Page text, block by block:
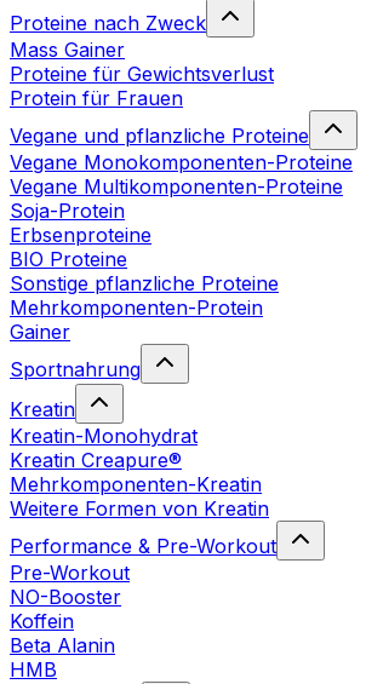
Proteine nach Zweck
Mass Gainer
Proteine für Gewichtsverlust
Protein für Frauen
Vegane und pflanzliche Proteine
Vegane Monokomponenten-Proteine
Vegane Multikomponenten-Proteine
Soja-Protein
Erbsenproteine
BIO Proteine
Sonstige pflanzliche Proteine
Mehrkomponenten-Protein
Gainer
Sportnahrung
Kreatin
Kreatin-Monohydrat
Kreatin Creapure®
Mehrkomponenten-Kreatin
Weitere Formen von Kreatin
Performance & Pre-Workout
Pre-Workout
NO-Booster
Koffein
Beta Alanin
HMB